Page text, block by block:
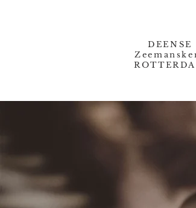
DEENSE